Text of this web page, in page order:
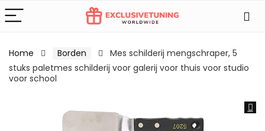
Home Borden
Mes schilderij mengschraper, 5
stuks paletmes schilderij voor galerij voor thuis voor studio
voor school